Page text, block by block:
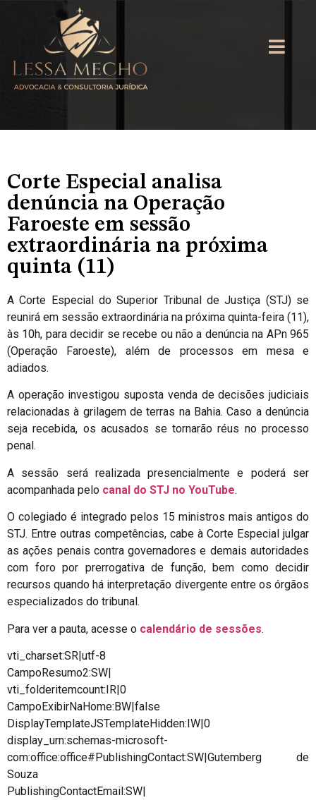
Corte Especial analisa
denúncia na Operação
Faroeste em sessão
extraordinária na próxima
quinta (11)
A Corte Especial do Superior Tribunal de Justiça (STJ) se
reunirá em sessão extraordinária na próxima quinta-feira (11),
às 10h, para decidir se recebe ou não a denúncia na APn 965
(Operação Faroeste), além de processos em mesa e
adiados.
A operação investigou suposta venda de decisões judiciais
relacionadas à grilagem de terras na Bahia. Caso a denúncia
seja recebida, os acusados se tornarão réus no processo
penal.
A sessão será realizada presencialmente e poderá ser
acompanhada pelo canal do STJ no YouTube.
O colegiado é integrado pelos 15 ministros mais antigos do
STJ. Entre outras competências, cabe à Corte Especial julgar
as ações penais contra governadores e demais autoridades
com foro por prerrogativa de função, bem como decidir
recursos quando há interpretação divergente entre os órgãos
especializados do tribunal.
Para ver a pauta, acesse o calendário de sessões.
vti_charset:SR|utf-8
CampoResumo2:SW|
vti_folderitemcount:IR|0
CampoExibirNaHome:BW|false
DisplayTemplateJSTemplateHidden:IW|0
display_urn:schemas-microsoft-
com:office:office#PublishingContact:SW|Gutemberg de
Souza
PublishingContactEmail:SW|